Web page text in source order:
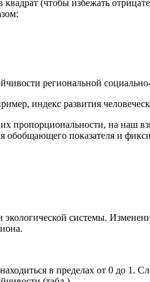
(чтобы избежать
региональной
индекс развития
пропорциональности, на наш
обобщающего показателя и
экологической системы.
в пределах от 0 до 1.